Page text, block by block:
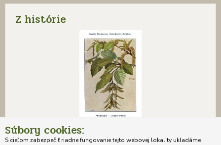
Z histórie
Súbory cookies:
S cieľom zabezpečiť riadne fungovanie tejto webovej lokality ukladáme